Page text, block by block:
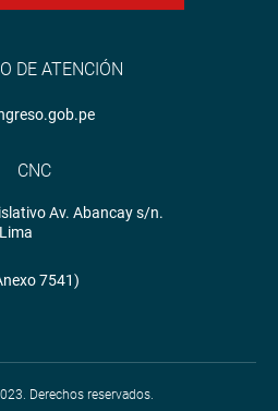
DE ATENCIÓN
CNC
Av. Abancay s/n.
7541)
Derechos reservados.